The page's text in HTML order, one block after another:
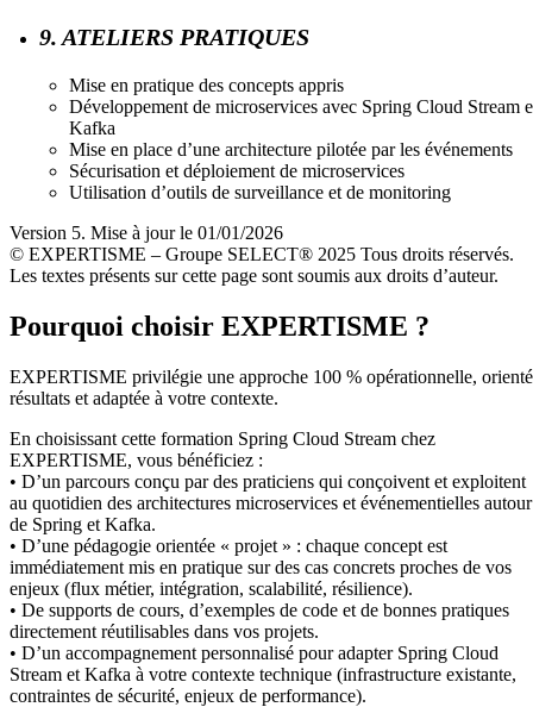
9. ATELIERS PRATIQUES
Mise en pratique des concepts appris
Développement de microservices avec Spring Cloud Stream
Kafka
Mise en place d’une architecture pilotée par les événements
Sécurisation et déploiement de microservices
Utilisation d’outils de surveillance et de monitoring
Version 5. Mise à jour le 01/01/2026
© EXPERTISME – Groupe SELECT® 2025 Tous droits réservés.
Les textes présents sur cette page sont soumis aux droits d’auteur.
Pourquoi choisir EXPERTISME ?
EXPERTISME privilégie une approche 100 % opérationnelle,
résultats et adaptée à votre contexte.
En choisissant cette formation Spring Cloud Stream chez
EXPERTISME, vous bénéficiez :
• D’un parcours conçu par des praticiens qui conçoivent et exploitent
au quotidien des architectures microservices et événementielles autour
de Spring et Kafka.
• D’une pédagogie orientée « projet » : chaque concept est
immédiatement mis en pratique sur des cas concrets proches de vos
enjeux (flux métier, intégration, scalabilité, résilience).
• De supports de cours, d’exemples de code et de bonnes pratiques
directement réutilisables dans vos projets.
• D’un accompagnement personnalisé pour adapter Spring Cloud
Stream et Kafka à votre contexte technique (infrastructure existante,
contraintes de sécurité, enjeux de performance).